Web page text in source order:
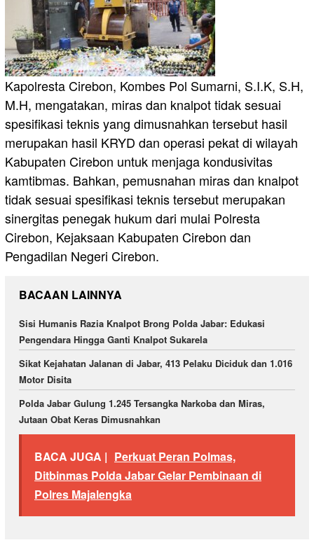
Kapolresta Cirebon, Kombes Pol Sumarni, S.I.K, S.H,
M.H, mengatakan, miras dan knalpot tidak sesuai
spesifikasi teknis yang dimusnahkan tersebut hasil
merupakan hasil KRYD dan operasi pekat di wilayah
Kabupaten Cirebon untuk menjaga kondusivitas
kamtibmas. Bahkan, pemusnahan miras dan knalpot
tidak sesuai spesifikasi teknis tersebut merupakan
sinergitas penegak hukum dari mulai Polresta
Cirebon, Kejaksaan Kabupaten Cirebon dan
Pengadilan Negeri Cirebon.
BACAAN LAINNYA
Sisi Humanis Razia Knalpot Brong Polda Jabar: Edukasi
Pengendara Hingga Ganti Knalpot Sukarela
Sikat Kejahatan Jalanan di Jabar, 413 Pelaku Diciduk dan 1.016
Motor Disita
Polda Jabar Gulung 1.245 Tersangka Narkoba dan Miras,
Jutaan Obat Keras Dimusnahkan
BACA JUGA | Perkuat Peran Polmas,
Ditbinmas Polda Jabar Gelar Pembinaan di
Polres Majalengka